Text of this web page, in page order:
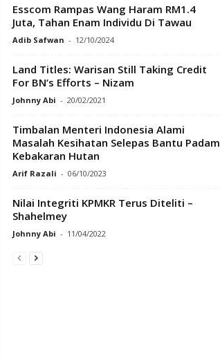
Esscom Rampas Wang Haram RM1.4
Juta, Tahan Enam Individu Di Tawau
Adib Safwan - 12/10/2024
Land Titles: Warisan Still Taking Credit
For BN’s Efforts – Nizam
Johnny Abi - 20/02/2021
Timbalan Menteri Indonesia Alami
Masalah Kesihatan Selepas Bantu Padam
Kebakaran Hutan
Arif Razali - 06/10/2023
Nilai Integriti KPMKR Terus Diteliti –
Shahelmey
Johnny Abi - 11/04/2022